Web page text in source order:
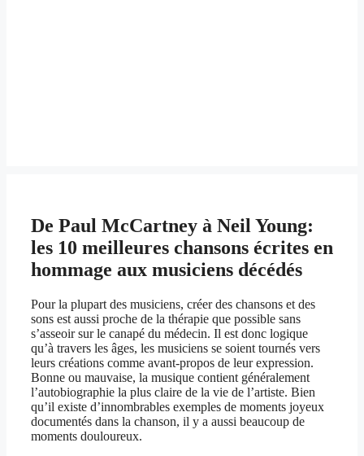
De Paul McCartney à Neil Young:
les 10 meilleures chansons écrites en
hommage aux musiciens décédés
Pour la plupart des musiciens, créer des chansons et des
sons est aussi proche de la thérapie que possible sans
s’asseoir sur le canapé du médecin. Il est donc logique
qu’à travers les âges, les musiciens se soient tournés vers
leurs créations comme avant-propos de leur expression.
Bonne ou mauvaise, la musique contient généralement
l’autobiographie la plus claire de la vie de l’artiste. Bien
qu’il existe d’innombrables exemples de moments joyeux
documentés dans la chanson, il y a aussi beaucoup de
moments douloureux.